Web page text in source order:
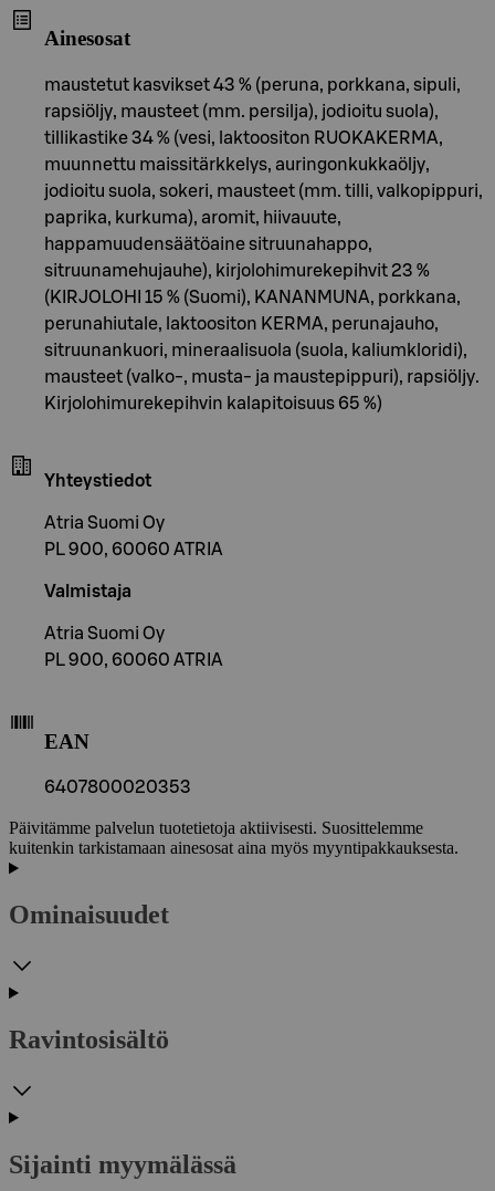
Ainesosat
maustetut kasvikset 43 % (peruna, porkkana, sipuli,
rapsiöljy, mausteet (mm. persilja), jodioitu suola),
tillikastike 34 % (vesi, laktoositon RUOKAKERMA,
muunnettu maissitärkkelys, auringonkukkaöljy,
jodioitu suola, sokeri, mausteet (mm. tilli, valkopippuri,
paprika, kurkuma), aromit, hiivauute,
happamuudensäätöaine sitruunahappo,
sitruunamehujauhe), kirjolohimurekepihvit 23 %
(KIRJOLOHI 15 % (Suomi), KANANMUNA, porkkana,
perunahiutale, laktoositon KERMA, perunajauho,
sitruunankuori, mineraalisuola (suola, kaliumkloridi),
mausteet (valko-, musta- ja maustepippuri), rapsiöljy.
Kirjolohimurekepihvin kalapitoisuus 65 %)
Yhteystiedot
Atria Suomi Oy
PL 900, 60060 ATRIA
Valmistaja
Atria Suomi Oy
PL 900, 60060 ATRIA
EAN
6407800020353
Päivitämme palvelun tuotetietoja aktiivisesti. Suosittelemme
kuitenkin tarkistamaan ainesosat aina myös myyntipakkauksesta.
Ominaisuudet
Ravintosisältö
Sijainti myymälässä